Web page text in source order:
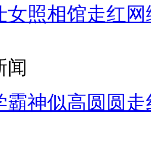
女照相馆走红网
闻
霸神似高圆圆走